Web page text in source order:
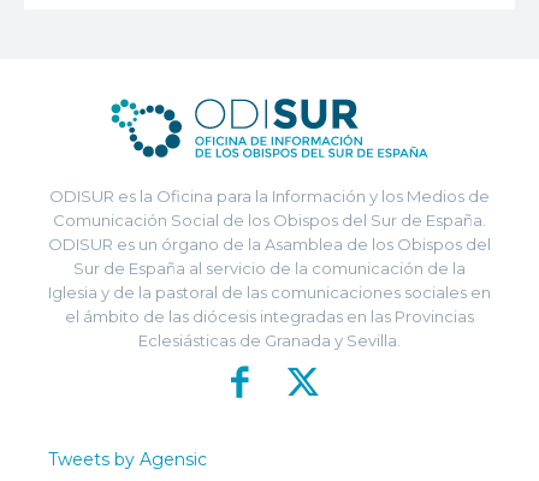
ODISUR es la Oficina para la Información y los Medios de
Comunicación Social de los Obispos del Sur de España.
ODISUR es un órgano de la Asamblea de los Obispos del
Sur de España al servicio de la comunicación de la
Iglesia y de la pastoral de las comunicaciones sociales en
el ámbito de las diócesis integradas en las Provincias
Eclesiásticas de Granada y Sevilla.
Tweets by Agensic